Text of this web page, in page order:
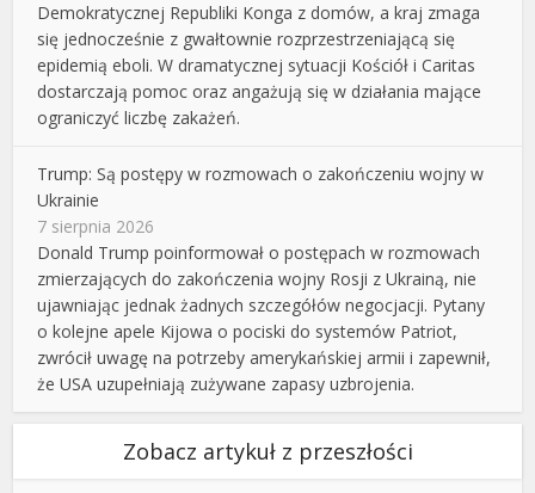
Demokratycznej Republiki Konga z domów, a kraj zmaga
się jednocześnie z gwałtownie rozprzestrzeniającą się
epidemią eboli. W dramatycznej sytuacji Kościół i Caritas
dostarczają pomoc oraz angażują się w działania mające
ograniczyć liczbę zakażeń.
Trump: Są postępy w rozmowach o zakończeniu wojny w
Ukrainie
7 sierpnia 2026
Donald Trump poinformował o postępach w rozmowach
zmierzających do zakończenia wojny Rosji z Ukrainą, nie
ujawniając jednak żadnych szczegółów negocjacji. Pytany
o kolejne apele Kijowa o pociski do systemów Patriot,
zwrócił uwagę na potrzeby amerykańskiej armii i zapewnił,
że USA uzupełniają zużywane zapasy uzbrojenia.
Zobacz artykuł z przeszłości